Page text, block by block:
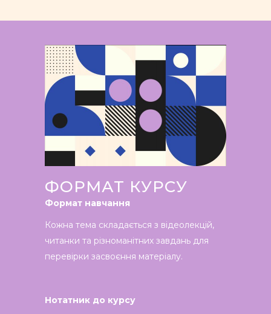
ФОРМАТ КУРСУ
Формат навчання
Кожна тема складається з відеолекцій,
читанки та різноманітних завдань для
перевірки засвоєння матеріалу.
Нотатник до курсу